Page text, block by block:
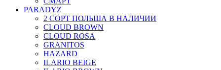
PARADYZ
2 СОРТ ПОЛЬША В НАЛИЧИИ
CLOUD BROWN
CLOUD ROSA
GRANITOS
HAZARD
ILARIO BEIGE